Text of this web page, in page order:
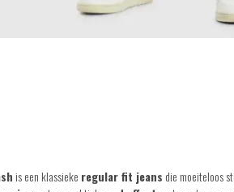
is een klassieke regular fit jeans die moeiteloos